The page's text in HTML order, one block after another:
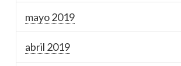
mayo 2019
abril 2019